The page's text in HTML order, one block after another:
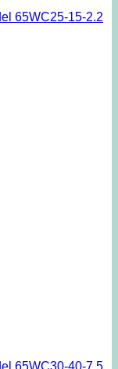
65WC25-15-2.2